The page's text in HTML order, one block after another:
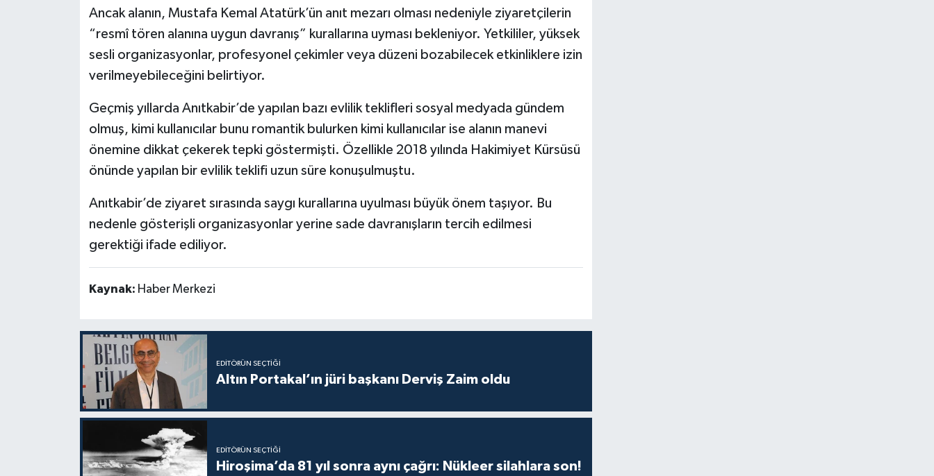
Ancak alanın, Mustafa Kemal Atatürk’ün anıt mezarı olması nedeniyle ziyaretçilerin
“resmî tören alanına uygun davranış” kurallarına uyması bekleniyor. Yetkililer, yüksek
sesli organizasyonlar, profesyonel çekimler veya düzeni bozabilecek etkinliklere izin
verilmeyebileceğini belirtiyor.
Geçmiş yıllarda Anıtkabir’de yapılan bazı evlilik teklifleri sosyal medyada gündem
olmuş, kimi kullanıcılar bunu romantik bulurken kimi kullanıcılar ise alanın manevi
önemine dikkat çekerek tepki göstermişti. Özellikle 2018 yılında Hakimiyet Kürsüsü
önünde yapılan bir evlilik teklifi uzun süre konuşulmuştu.
Anıtkabir’de ziyaret sırasında saygı kurallarına uyulması büyük önem taşıyor. Bu
nedenle gösterişli organizasyonlar yerine sade davranışların tercih edilmesi
gerektiği ifade ediliyor.
Kaynak: Haber Merkezi
EDITÖRÜN SEÇTIĞI
Altın Portakal’ın jüri başkanı Derviş Zaim oldu
EDITÖRÜN SEÇTIĞI
Hiroşima’da 81 yıl sonra aynı çağrı: Nükleer silahlara son!